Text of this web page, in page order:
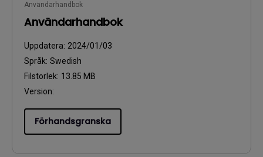
Användarhandbok
Användarhandbok
Uppdatera: 2024/01/03
Språk: Swedish
Filstorlek: 13.85 MB
Version:
Förhandsgranska